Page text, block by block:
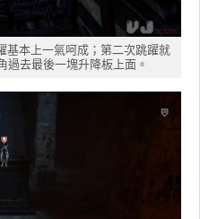
基本上一氣呵成；第二次跳躍就
過去最後一塊升降板上面。